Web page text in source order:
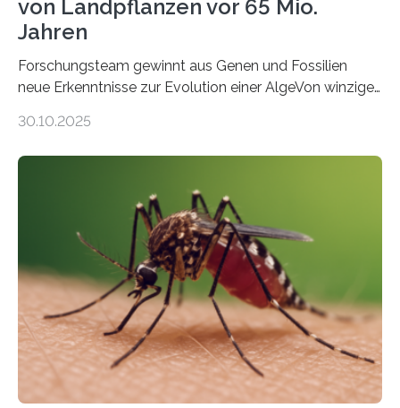
von Landpflanzen vor 65 Mio.
Jahren
Forschungsteam gewinnt aus Genen und Fossilien
neue Erkenntnisse zur Evolution einer AlgeVon winzigen
Landpflanzen zählen zu den komplexesten
Grünalgen, die vor Hunderten von Millionen Jahren
lebten. Unter den Vorfahren sticht eine Gruppe heraus,
die noch heute in der Natur vorkommt: die
Süßwasseralge Coleochaetophyceae. Einige Arten
dieser Gruppe bilden aus Zellfäden dichte Geflechte
mit scheibenförmiger Gestalt. Was auffällig ist: Die
nächsten…
30.10.2025